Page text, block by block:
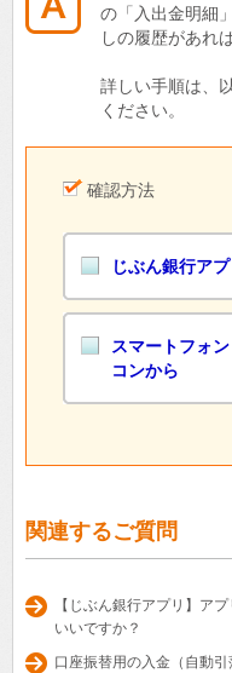
の「入出金明細
しの履歴があれ
詳しい手順は、
ください。
確認方法
じぶん銀行アプ
スマートフォ
コンから
関連するご質問
【じぶん銀行アプリ】ア
いいですか？
口座振替用の入金（自動